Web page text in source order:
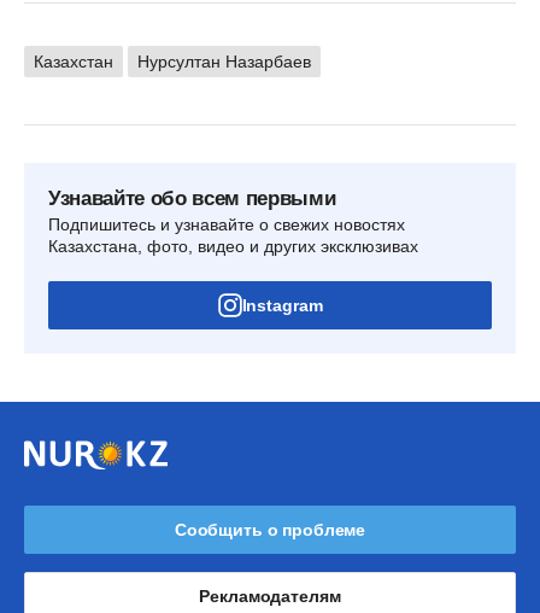
Казахстан Нурсултан Назарбаев
Узнавайте обо всем первыми
Подпишитесь и узнавайте о свежих новостях
Казахстана, фото, видео и других эксклюзивах
Instagram
Сообщить о проблеме
Рекламодателям